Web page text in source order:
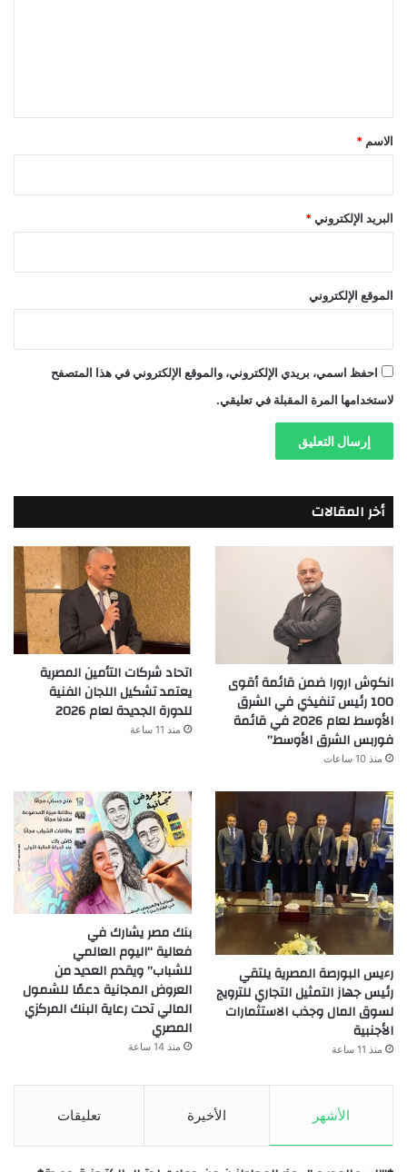
*
الاسم *
البريد الإلكتروني *
الموقع الإلكتروني
احفظ اسمي، بريدي الإلكتروني، والموقع الإلكتروني في هذا المتصفح
لاستخدامها المرة المقبلة في تعليقي.
أخر المقالات
انكوش ارورا ضمن قائمة أقوى
100 رئيس تنفيذي في الشرق
الأوسط لعام 2026 في قائمة
فوربس الشرق الأوسط”
منذ 10 ساعات
اتحاد شركات التأمين المصرية
يعتمد تشكيل اللجان الفنية
للدورة الجديدة لعام 2026
منذ 11 ساعة
رءيس البورصة المصرية يلتقي
رئيس جهاز التمثيل التجاري للترويج
لسوق المال وجذب الاستثمارات
الأجنبية
منذ 11 ساعة
بنك مصر يشارك في
فعالية “اليوم العالمي
للشباب” ويقدم العديد من
العروض المجانية دعمًا للشمول
المالي تحت رعاية البنك المركزي
المصري
منذ 14 ساعة
الأشهر الأخيرة تعليقات